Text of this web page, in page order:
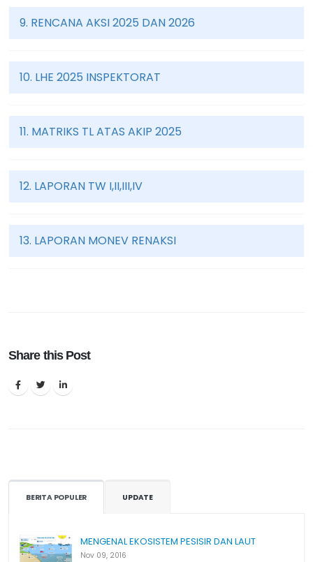
9. RENCANA AKSI 2025 DAN 2026
10. LHE 2025 INSPEKTORAT
11. MATRIKS TL ATAS AKIP 2025
12. LAPORAN TW I,II,III,IV
13. LAPORAN MONEV RENAKSI
Share this Post
BERITA POPULER UPDATE
MENGENAL EKOSISTEM PESISIR DAN LAUT
Nov 09, 2016